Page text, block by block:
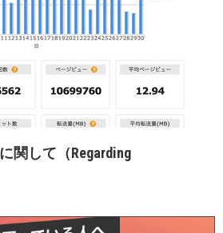
関して（Regarding